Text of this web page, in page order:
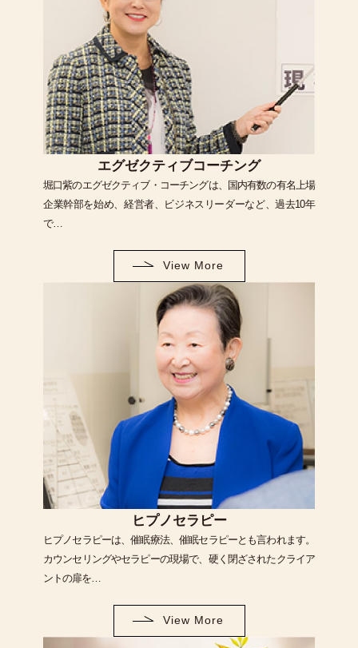
エグゼクティブコーチング
堀口紫のエグゼクティブ・コーチングは、国内有数の有名上場
企業幹部を始め、経営者、ビジネスリーダーなど、過去10年
で…
View More
ヒプノセラピー
ヒプノセラピーは、催眠療法、催眠セラピーとも言われます。
カウンセリングやセラピーの現場で、硬く閉ざされたクライア
ントの扉を…
View More